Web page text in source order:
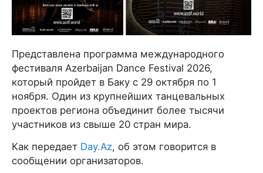
Представлена программа международного
фестиваля Azerbaijan Dance Festival 2026,
который пройдет в Баку с 29 октября по 1
ноября. Один из крупнейших танцевальных
проектов региона объединит более тысячи
участников из свыше 20 стран мира.
Как передает Day.Az, об этом говорится в
сообщении организаторов.